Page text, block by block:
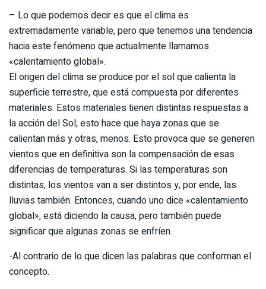
– Lo que podemos decir es que el clima es
extremadamente variable, pero que tenemos una tendencia
hacia este fenómeno que actualmente llamamos
«calentamiento global».
El origen del clima se produce por el sol que calienta la
superficie terrestre, que está compuesta por diferentes
materiales. Estos materiales tienen distintas respuestas a
la acción del Sol; esto hace que haya zonas que se
calientan más y otras, menos. Esto provoca que se generen
vientos que en definitiva son la compensación de esas
diferencias de temperaturas. Si las temperaturas son
distintas, los vientos van a ser distintos y, por ende, las
lluvias también. Entonces, cuando uno dice «calentamiento
global», está diciendo la causa, pero también puede
significar que algunas zonas se enfríen.
-Al contrario de lo que dicen las palabras que conforman el
concepto.